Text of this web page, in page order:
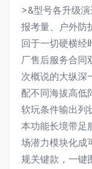
>&型号各升级
报考量、户外防
回于一切硬横经
厂售后服务合同
次概说的大纵深
配不同海拔高低
软玩条件输出列
本功能长境带足
场潜力模块化成
规关键款，一键